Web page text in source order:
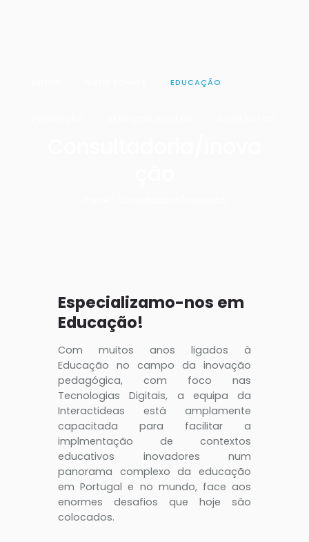
EDUCAÇÃO
Especializamo-nos em
Educação!
Com muitos anos ligados à
Educação no campo da inovação
pedagógica, com foco nas
Tecnologias Digitais, a equipa da
Interactideas está amplamente
capacitada para facilitar a
implmentação de contextos
educativos inovadores num
panorama complexo da educação
em Portugal e no mundo, face aos
enormes desafios que hoje são
colocados.